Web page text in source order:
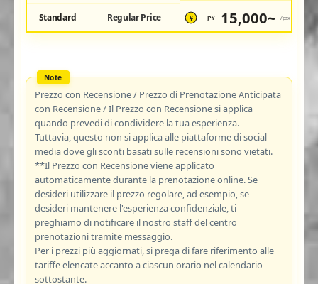
Standard Regular Price ¥ JPY 15,000~ /pax
Prezzo con Recensione / Prezzo di Prenotazione Anticipata
con Recensione / Il Prezzo con Recensione si applica
quando prevedi di condividere la tua esperienza.
Tuttavia, questo non si applica alle piattaforme di social
media dove gli sconti basati sulle recensioni sono vietati.
**Il Prezzo con Recensione viene applicato
automaticamente durante la prenotazione online. Se
desideri utilizzare il prezzo regolare, ad esempio, se
desideri mantenere l'esperienza confidenziale, ti
preghiamo di notificare il nostro staff del centro
prenotazioni tramite messaggio.
Per i prezzi più aggiornati, si prega di fare riferimento alle
tariffe elencate accanto a ciascun orario nel calendario
sottostante.